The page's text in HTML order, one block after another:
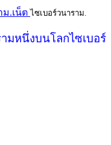
ม.เน็ต ไซเบอร์วนาราม.
มหนึ่งบนโลกไซเบอร์